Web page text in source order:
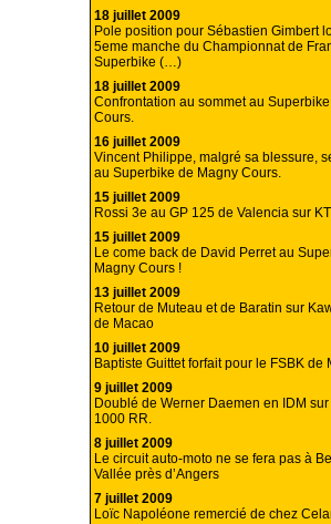
18 juillet 2009
Pole position pour Sébastien Gimbert
5eme manche du Championnat de
Superbike (…)
18 juillet 2009
Confrontation au sommet au
Cours.
16 juillet 2009
Vincent Philippe, malgré sa blessure,
au Superbike de Magny Cours.
15 juillet 2009
Rossi 3e au GP 125 de Valencia sur
15 juillet 2009
Le come back de David Perret au
Magny Cours !
13 juillet 2009
Retour de Muteau et de Baratin sur
de Macao
10 juillet 2009
Baptiste Guittet forfait pour le FSBK de
9 juillet 2009
Doublé de Werner Daemen en IDM
1000 RR.
8 juillet 2009
Le circuit auto-moto ne se fera pas à
Vallée près d’Angers
7 juillet 2009
Loïc Napoléone remercié de chez